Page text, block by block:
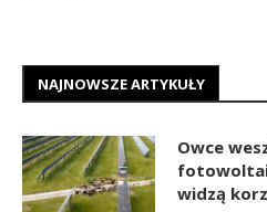
NAJNOWSZE ARTYKUŁY
Owce
widzą